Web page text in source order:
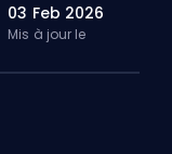
03 Feb 2026
Mis à jour le